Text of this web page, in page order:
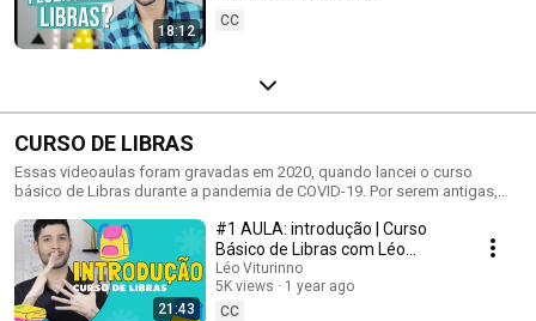
18:12
CC
CURSO DE LIBRAS
Essas videoaulas foram gravadas em 2020, quando lancei o curso
básico de Libras durante a pandemia de COVID-19. Por serem antigas,
intenção de contribuir com aqueles que não tiveram oportunidade antes.
Se identificarem erros em algumas videoaulas, por favor, não hesitem em
me avisar que eu corrigirei ou complementarei. Agradeço e bons
estudos! ❤️
21:43
#1 AULA: introdução | Curso
Básico de Libras com Léo
Viturinno
Léo Viturinno
5K views
1 year ago
CC